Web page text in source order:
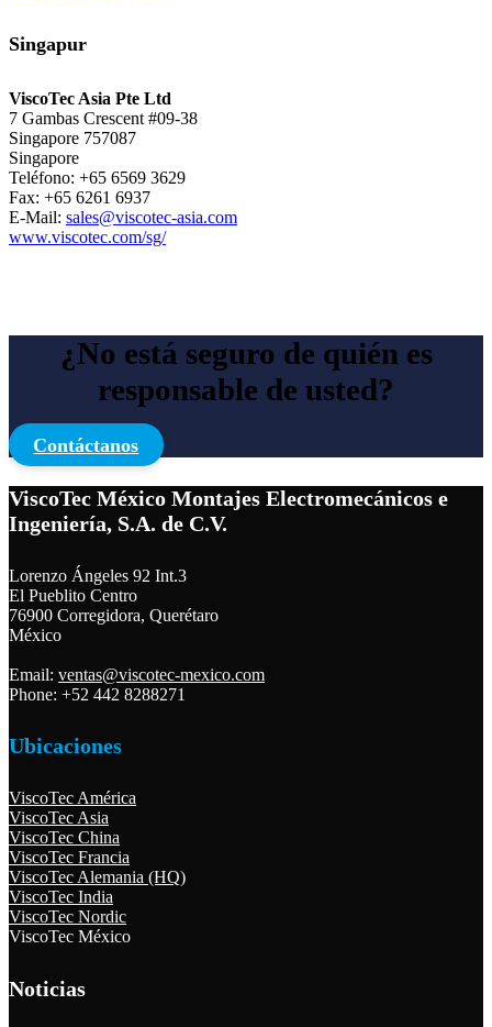
Singapur
ViscoTec Asia Pte Ltd
7 Gambas Crescent #09-38
Singapore 757087
Singapore
Teléfono: +65 6569 3629
Fax: +65 6261 6937
E-Mail: sales@viscotec-asia.com
www.viscotec.com/sg/
¿No está seguro de quién es
responsable de usted?
Contáctanos
ViscoTec México Montajes Electromecánicos e
Ingeniería, S.A. de C.V.
Lorenzo Ángeles 92 Int.3
El Pueblito Centro
76900 Corregidora, Querétaro
México
Email: ventas@viscotec-mexico.com
Phone: +52 442 8288271
Ubicaciones
ViscoTec América
ViscoTec Asia
ViscoTec China
ViscoTec Francia
ViscoTec Alemania (HQ)
ViscoTec India
ViscoTec Nordic
ViscoTec México
Noticias